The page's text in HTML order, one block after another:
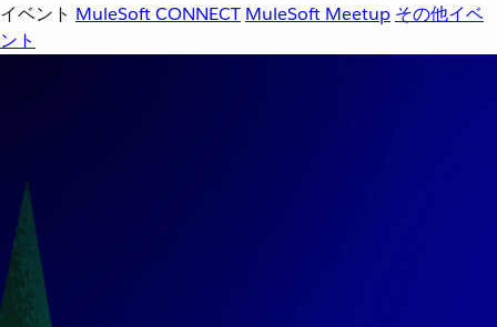
イベント MuleSoft CONNECT MuleSoft Meetup その他イベ
ント